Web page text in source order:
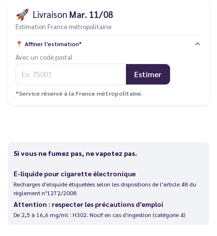
🚀 Livraison Mar. 11/08
Estimation France métropolitaine
📍 Affiner l'estimation*
Avec un code postal
Estimer
*Service réservé à la France métropolitaine.
Si vous ne fumez pas, ne vapotez pas.
E-liquide pour cigarette électronique
Recharges d'eliquide étiquetées selon les dispositions de l'article 48 du
règlement n°1272/2008
Attention : respecter les précautions d'emploi
De 2,5 à 16,6 mg/ml : H302. Nocif en cas d'ingestion (catégorie 4)